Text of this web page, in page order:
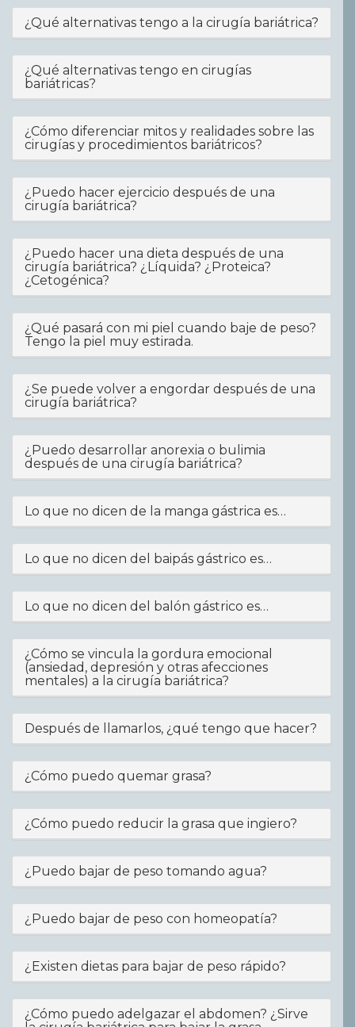
¿Qué alternativas tengo a la cirugía bariátrica?
¿Qué alternativas tengo en cirugías
bariátricas?
¿Cómo diferenciar mitos y realidades sobre las
cirugías y procedimientos bariátricos?
¿Puedo hacer ejercicio después de una
cirugía bariátrica?
¿Puedo hacer una dieta después de una
cirugía bariátrica? ¿Líquida? ¿Proteica?
¿Cetogénica?
¿Qué pasará con mi piel cuando baje de peso?
Tengo la piel muy estirada.
¿Se puede volver a engordar después de una
cirugía bariátrica?
¿Puedo desarrollar anorexia o bulimia
después de una cirugía bariátrica?
Lo que no dicen de la manga gástrica es…
Lo que no dicen del baipás gástrico es…
Lo que no dicen del balón gástrico es…
¿Cómo se vincula la gordura emocional
(ansiedad, depresión y otras afecciones
mentales) a la cirugía bariátrica?
Después de llamarlos, ¿qué tengo que hacer?
¿Cómo puedo quemar grasa?
¿Cómo puedo reducir la grasa que ingiero?
¿Puedo bajar de peso tomando agua?
¿Puedo bajar de peso con homeopatía?
¿Existen dietas para bajar de peso rápido?
¿Cómo puedo adelgazar el abdomen? ¿Sirve